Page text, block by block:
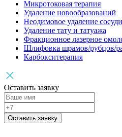
Микротоковая терапия
Удаление новообразований
Неодимовое удаление
Удаление тату и татуажа
Фракционное лазерное
Шлифовка шрамов/рубцов/
Карбокситерапия
Оставить заявку
Оставить заявку